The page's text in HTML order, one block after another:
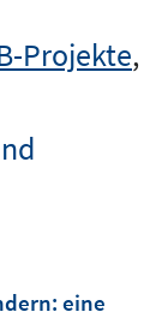
Projekte,
: eine